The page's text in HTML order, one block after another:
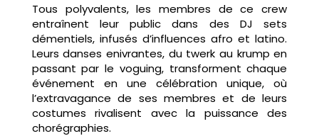
Tous polyvalents, les membres de ce crew
entraînent leur public dans des DJ sets
démentiels, infusés d’influences afro et latino.
Leurs danses enivrantes, du twerk au krump en
passant par le voguing, transforment chaque
événement en une célébration unique, où
l’extravagance de ses membres et de leurs
costumes rivalisent avec la puissance des
chorégraphies.